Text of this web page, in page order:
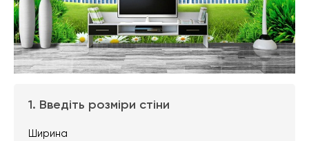
1. Введіть розміри стіни
Ширина